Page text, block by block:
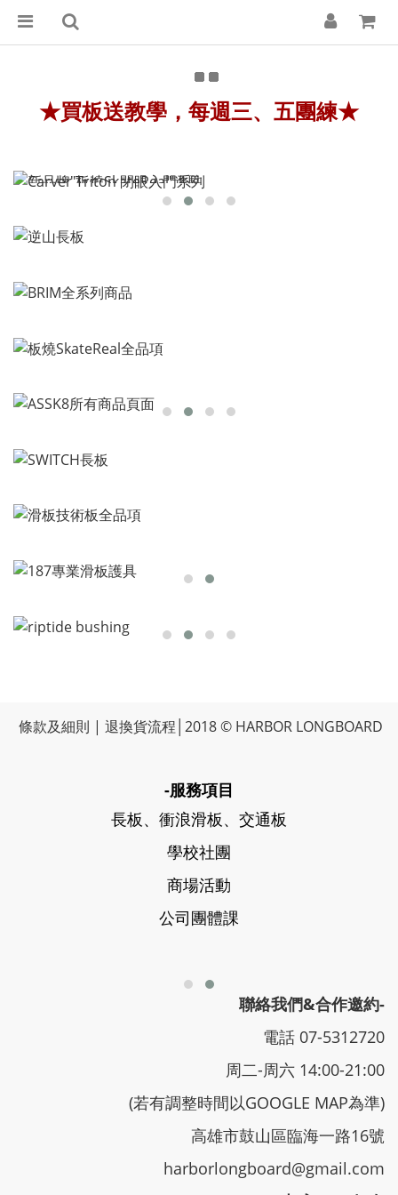
★買板送教學，每週三、五團練★
條款及細則 | 退換貨流程 │2018 © HARBOR LONGBOARD
-服務項目
長板、衝浪滑板、交通板
學校社團
商場活動
公司團體課
聯絡我們&合作邀約-
電話 07-5312720
周二-周六 14:00-21:00
(若有調整時間以GOOGLE MAP為準)
高雄市鼓山區臨海一路16號
harborlongboard@gmail.com